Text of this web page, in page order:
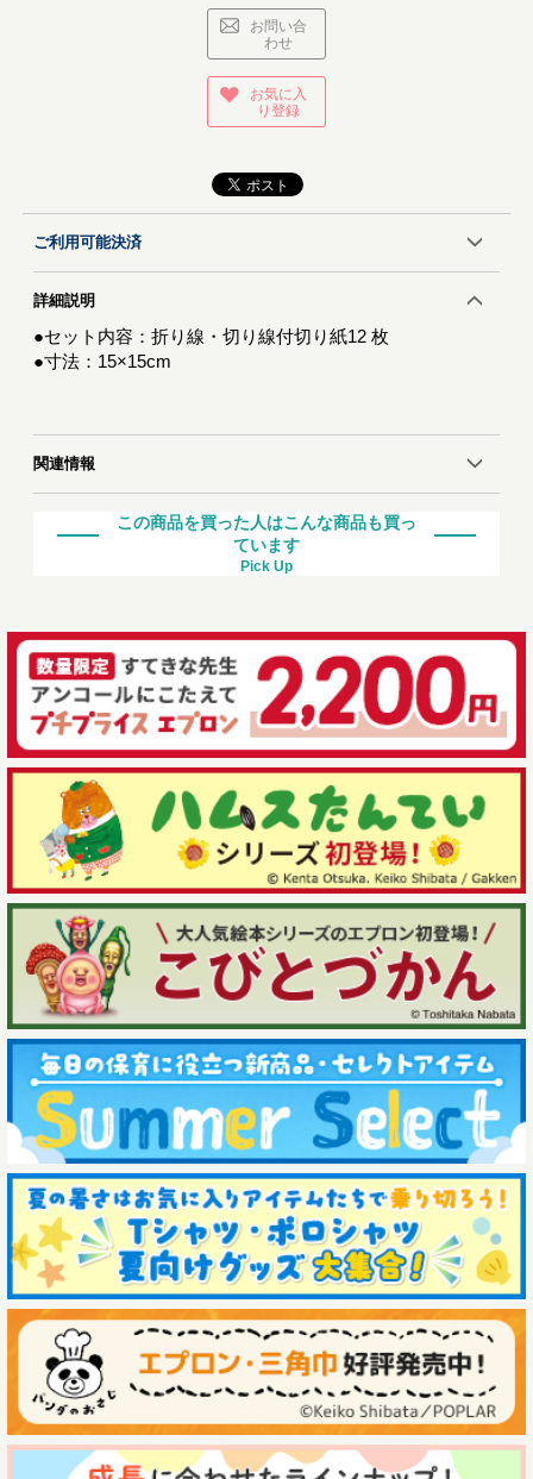
お問い合
わせ
お気に入
り登録
ご利用可能決済
詳細説明
●セット内容：折り線・切り線付切り紙12 枚
●寸法：15×15cm
関連情報
この商品を買った人はこんな商品も買っ
ています
Pick Up